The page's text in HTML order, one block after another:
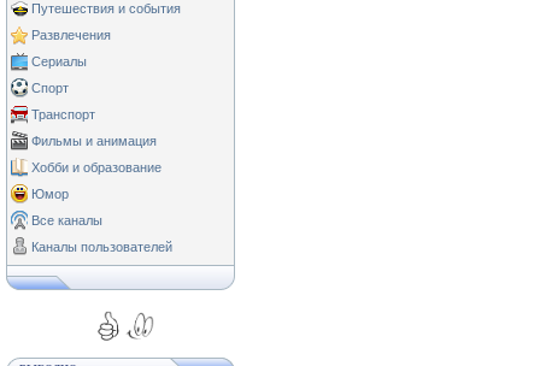
Путешествия и события
Развлечения
Сериалы
Спорт
Транспорт
Фильмы и анимация
Хобби и образование
Юмор
Все каналы
Каналы пользователей